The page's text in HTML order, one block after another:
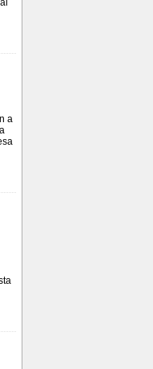
a